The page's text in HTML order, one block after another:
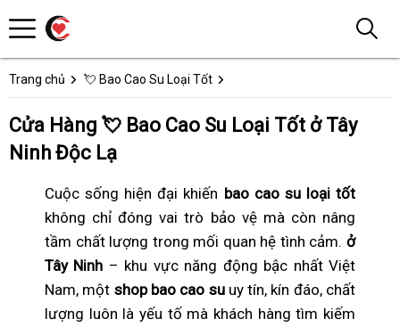
Trang chủ 💘 Bao Cao Su Loại Tốt
Cửa Hàng 💘 Bao Cao Su Loại Tốt ở Tây
Ninh Độc Lạ
Cuộc sống hiện đại khiến bao cao su loại tốt
không chỉ đóng vai trò bảo vệ mà còn nâng
tầm chất lượng trong mối quan hệ tình cảm. ở
Tây Ninh – khu vực năng động bậc nhất Việt
Nam, một shop bao cao suuy tín, kín đáo, chất
lượng luôn là yếu tố mà khách hàng tìm kiếm